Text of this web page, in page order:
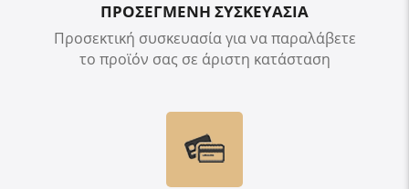
ΠΡΟΣΕΓΜΕΝΗ ΣΥΣΚΕΥΑΣΙΑ
Προσεκτική συσκευασία για να παραλάβετε
το προϊόν σας σε άριστη κατάσταση